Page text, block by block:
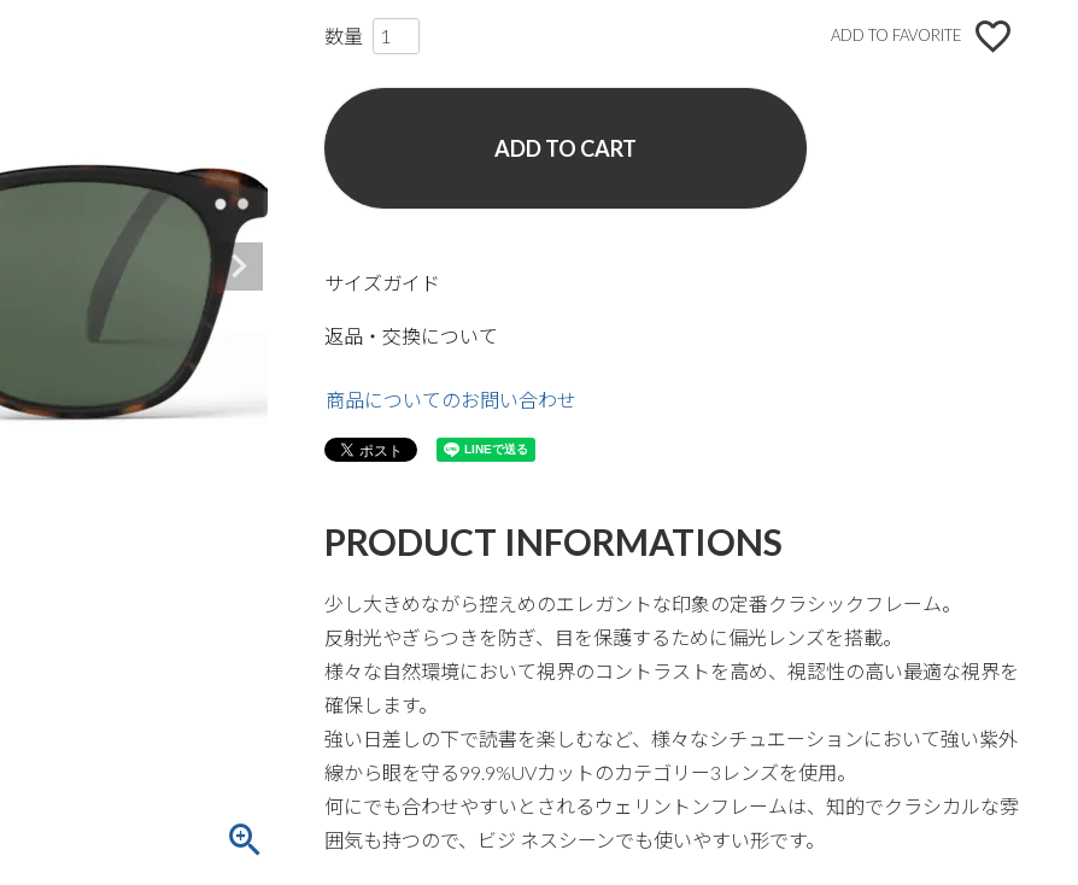
ADD TO FAVORITE
ADD TO CART
サイズガイド
返品・交換について
商品についてのお問い合わせ
PRODUCT INFORMATIONS
少し大きめながら控えめのエレガントな印象の定番クラシックフレーム。
反射光やぎらつきを防ぎ、目を保護するために偏光レンズを搭載。
様々な自然環境において視界のコントラストを高め、視認性の高い最適な視界を
確保します。
強い日差しの下で読書を楽しむなど、様々なシチュエーションにおいて強い紫外
線から眼を守る99.9%UVカットのカテゴリー3レンズを使用。
何にでも合わせやすいとされるウェリントンフレームは、知的でクラシカルな雰
囲気も持つので、ビジ ネスシーンでも使いやすい形です。